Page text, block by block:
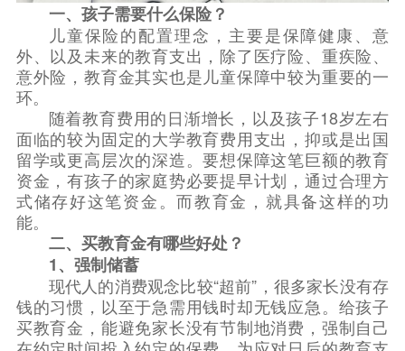
一、孩子需要什么保险？
儿童保险的配置理念，主要是保障健康、意
外、以及未来的教育支出，除了医疗险、重疾险、
意外险，教育金其实也是儿童保障中较为重要的一
环。
随着教育费用的日渐增长，以及孩子18岁左右
面临的较为固定的大学教育费用支出，抑或是出国
留学或更高层次的深造。要想保障这笔巨额的教育
资金，有孩子的家庭势必要提早计划，通过合理方
式储存好这笔资金。而教育金，就具备这样的功
能。
二、买教育金有哪些好处？
1、强制储蓄
现代人的消费观念比较“超前”，很多家长没有存
钱的习惯，以至于急需用钱时却无钱应急。给孩子
买教育金，能避免家长没有节制地消费，强制自己